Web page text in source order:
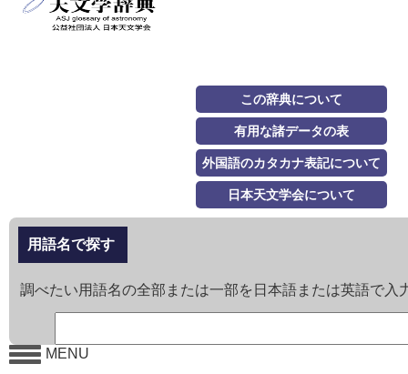
この辞典について
有用な諸データの表
外国語のカタカナ表記について
日本天文学会について
用語名で探す
調べたい用語名の全部または一部を日本語または英語で入
MENU